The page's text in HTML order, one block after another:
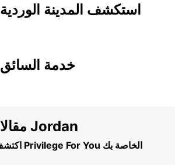
استكشف المدينة الوردية
خدمة السائق
مقالات مدونتنا في Jordan
اكتشف مزايا Privilege For You الخاصة بك